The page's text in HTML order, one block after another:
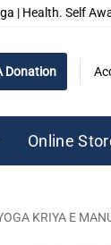
| Health. Self
Donation
Online
KRIYA E